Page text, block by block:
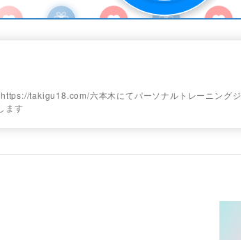
takigu18.com/六本木にてパーソナルトレーニングジ
ます